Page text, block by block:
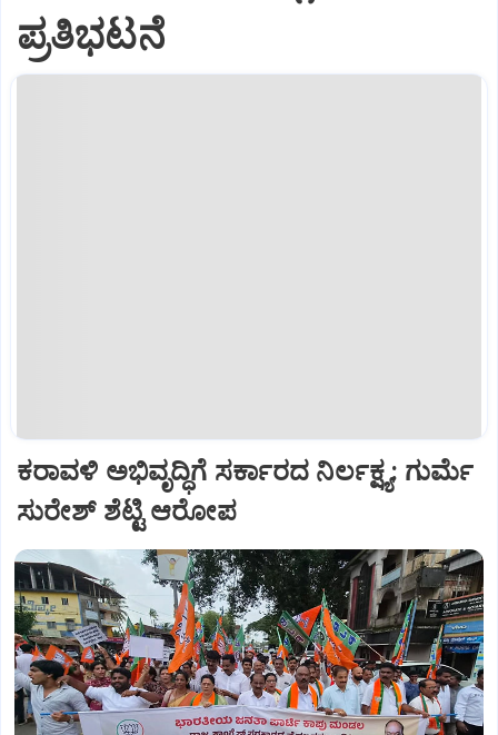
ಪ್ರತಿಭಟನೆ
ಕರಾವಳಿ ಅಭಿವೃದ್ಧಿಗೆ ಸರ್ಕಾರದ ನಿರ್ಲಕ್ಷ್ಯ: ಗುರ್ಮೆ
ಸುರೇಶ್ ಶೆಟ್ಟಿ ಆರೋಪ